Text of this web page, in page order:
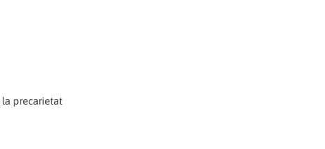
la precarietat